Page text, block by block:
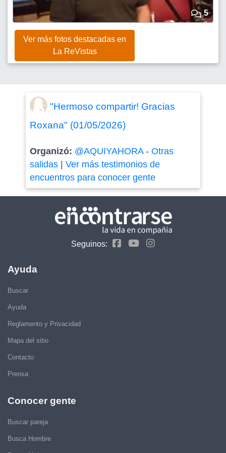
5
Ver más fotos destacadas en
La ReVistas
"Hermoso compartir! Gracias
Roxana" (01/05/2026)
Organizó: @AQUIYAHORA- Otras
salidas| Ver más testimonios de
encuentros para conocer gente
Seguinos:
Ayuda
Buscar
Ayuda
Reglamento y Privacidad
Mapa del sitio
Contacto
Prensa
Conocer gente
Buscar pareja
Busca Hombre